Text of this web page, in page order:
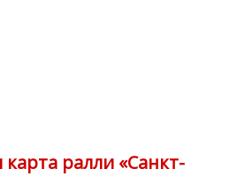
ралли «Санкт-